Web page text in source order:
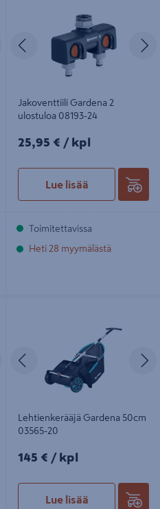
SeuraavaEdellinen
Jakoventtiili Gardena 2
ulostuloa 08193-24
25,95€/kpl
25,95 € / kpl
Lue lisää
Toimitettavissa
Heti 28 myymälästä
Seuraava
Lehtienkerääjä Gardena 50cm
03565-20
145€/kpl
145 € / kpl
Lue lisää